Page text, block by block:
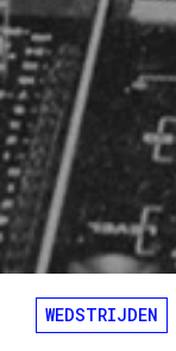
WEDSTRIJDEN